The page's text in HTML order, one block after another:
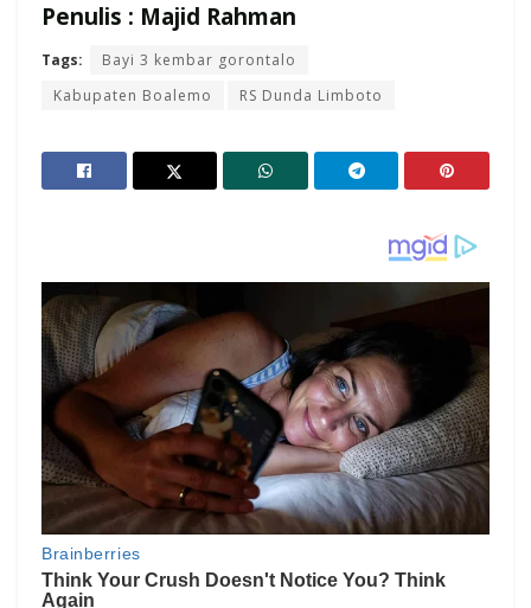
Penulis : Majid Rahman
Tags:
Bayi 3 kembar gorontalo
Kabupaten Boalemo
RS Dunda Limboto